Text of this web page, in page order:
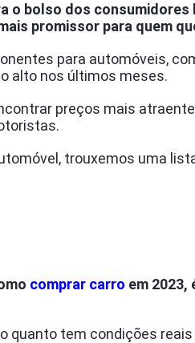
o bolso dos
promissor para quem
para automóveis,
alto nos últimos meses.
preços mais
trouxemos uma
comprar carro em 2023,
tem condições